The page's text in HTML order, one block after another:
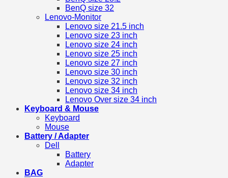
BenQ size 32
Lenovo-Monitor
Lenovo size 21.5 inch
Lenovo size 23 inch
Lenovo size 24 inch
Lenovo size 25 inch
Lenovo size 27 inch
Lenovo size 30 inch
Lenovo size 32 inch
Lenovo size 34 inch
Lenovo Over size 34 inch
Keyboard & Mouse
Keyboard
Mouse
Battery / Adapter
Dell
Battery
Adapter
BAG